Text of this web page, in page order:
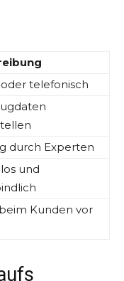
telefonisch
durch Experten
und
Kunden vor